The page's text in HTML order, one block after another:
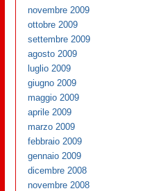
novembre 2009
ottobre 2009
settembre 2009
agosto 2009
luglio 2009
giugno 2009
maggio 2009
aprile 2009
marzo 2009
febbraio 2009
gennaio 2009
dicembre 2008
novembre 2008